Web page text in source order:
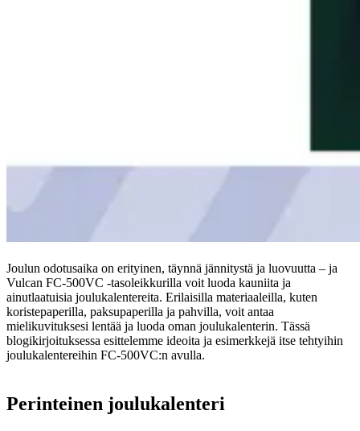
Joulun odotusaika on erityinen, täynnä jännitystä ja luovuutta – ja
Vulcan FC-500VC -tasoleikkurilla voit luoda kauniita ja
ainutlaatuisia joulukalentereita. Erilaisilla materiaaleilla, kuten
koristepaperilla, paksupaperilla ja pahvilla, voit antaa
mielikuvituksesi lentää ja luoda oman joulukalenterin. Tässä
blogikirjoituksessa esittelemme ideoita ja esimerkkejä itse tehtyihin
joulukalentereihin FC-500VC:n avulla.
Perinteinen joulukalenteri